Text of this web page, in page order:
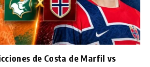
de Costa de Marfil vs